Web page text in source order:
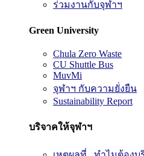
ร่วมงานกับจุฬาฯ
Green University
Chula Zero Waste
CU Shuttle Bus
MuvMi
จุฬาฯ กับความยั่งยืน
Sustainability Report
บริจาคให้จุฬาฯ